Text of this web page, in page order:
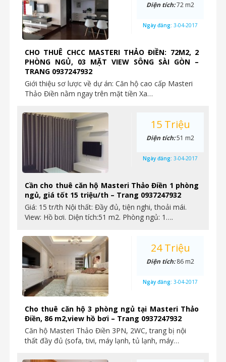
CHO THUÊ CHCC MASTERI THẢO ĐIỀN: 72M2, 2
PHÒNG NGỦ, 03 MẶT VIEW SÔNG SÀI GÒN –
TRANG 0937247932
Giới thiệu sơ lược về dự án: Căn hộ cao cấp Masteri
Thảo Điền nằm ngay trên mặt tiền Xa…
Diện tích:72 m2
Ngày đăng: 3-04-2017
Cần cho thuê căn hộ Masteri Thảo Điền 1 phòng
ngủ, giá tốt 15 triệu/th – Trang 0937247932
Giá: 15 tr/th Nội thất: Đầy đủ, tiện nghi, thoải mái.
View: Hồ bơi. Diện tích:51 m2. Phòng ngủ: 1….
15 Triệu
Diện tích:51 m2
Ngày đăng: 3-04-2017
Cho thuê căn hộ 3 phòng ngủ tại Masteri Thảo
Điền, 86 m2,view hồ bơi – Trang 0937247932
Căn hộ Masteri Thảo Điền 3PN, 2WC, trang bị nội
thất đầy đủ (sofa, tivi, máy lạnh, tủ lạnh, máy…
24 Triệu
Diện tích:86 m2
Ngày đăng: 3-04-2017